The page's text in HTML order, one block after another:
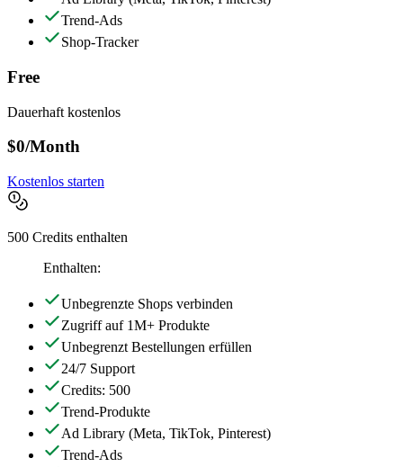
Trend-Ads
Shop-Tracker
Free
Dauerhaft kostenlos
$0/Month
Kostenlos starten
500 Credits enthalten
Enthalten:
Unbegrenzte Shops verbinden
Zugriff auf 1M+ Produkte
Unbegrenzt Bestellungen erfüllen
24/7 Support
Credits: 500
Trend-Produkte
Ad Library (Meta, TikTok, Pinterest)
Trend-Ads